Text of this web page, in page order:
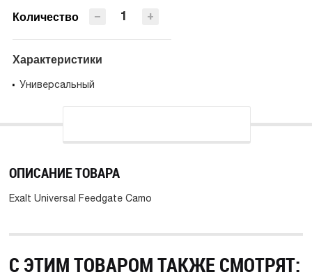
Количество +
−
Характеристики
Универсальный
ОПИСАНИЕ ТОВАРА
Exalt Universal Feedgate Camo
С ЭТИМ ТОВАРОМ ТАКЖЕ СМОТРЯТ: